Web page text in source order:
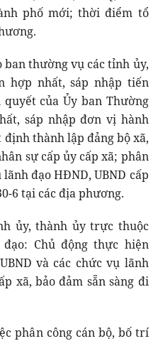
phố mới; thời điểm tổ
ban thường vụ các tỉnh ủy,
hợp nhất, sáp nhập tiến
của Ủy ban Thường
sáp nhập đơn vị hành
thành lập đảng bộ xã,
sự cấp ủy cấp xã; phân
đạo HĐND, UBND cấp
6 tại các địa phương.
ủy, thành ủy trực thuộc
Chủ động thực hiện
và các chức vụ lãnh
xã, bảo đảm sẵn sàng đi
phân công cán bộ, bố trí